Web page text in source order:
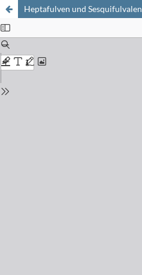
Heptafulven und Sesquifulvalen